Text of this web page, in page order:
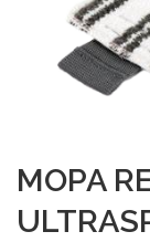
MOPA